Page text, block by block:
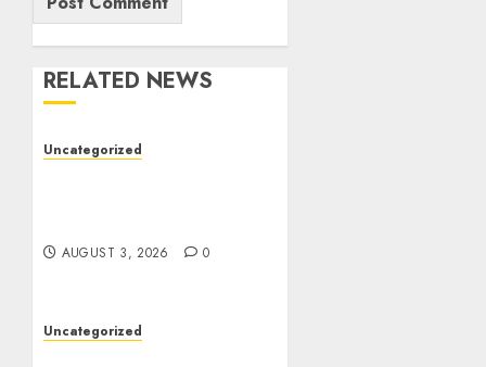
RELATED NEWS
Uncategorized
AUGUST 3, 2026 0
Uncategorized